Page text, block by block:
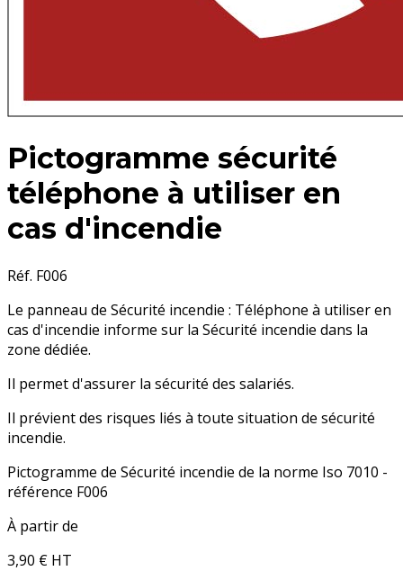
Pictogramme sécurité
téléphone à utiliser en
cas d'incendie
Réf. F006
Le panneau de Sécurité incendie : Téléphone à utiliser en
cas d'incendie informe sur la Sécurité incendie dans la
zone dédiée.
Il permet d'assurer la sécurité des salariés.
Il prévient des risques liés à toute situation de sécurité
incendie.
Pictogramme de Sécurité incendie de la norme Iso 7010 -
référence F006
À partir de
3,90 € HT